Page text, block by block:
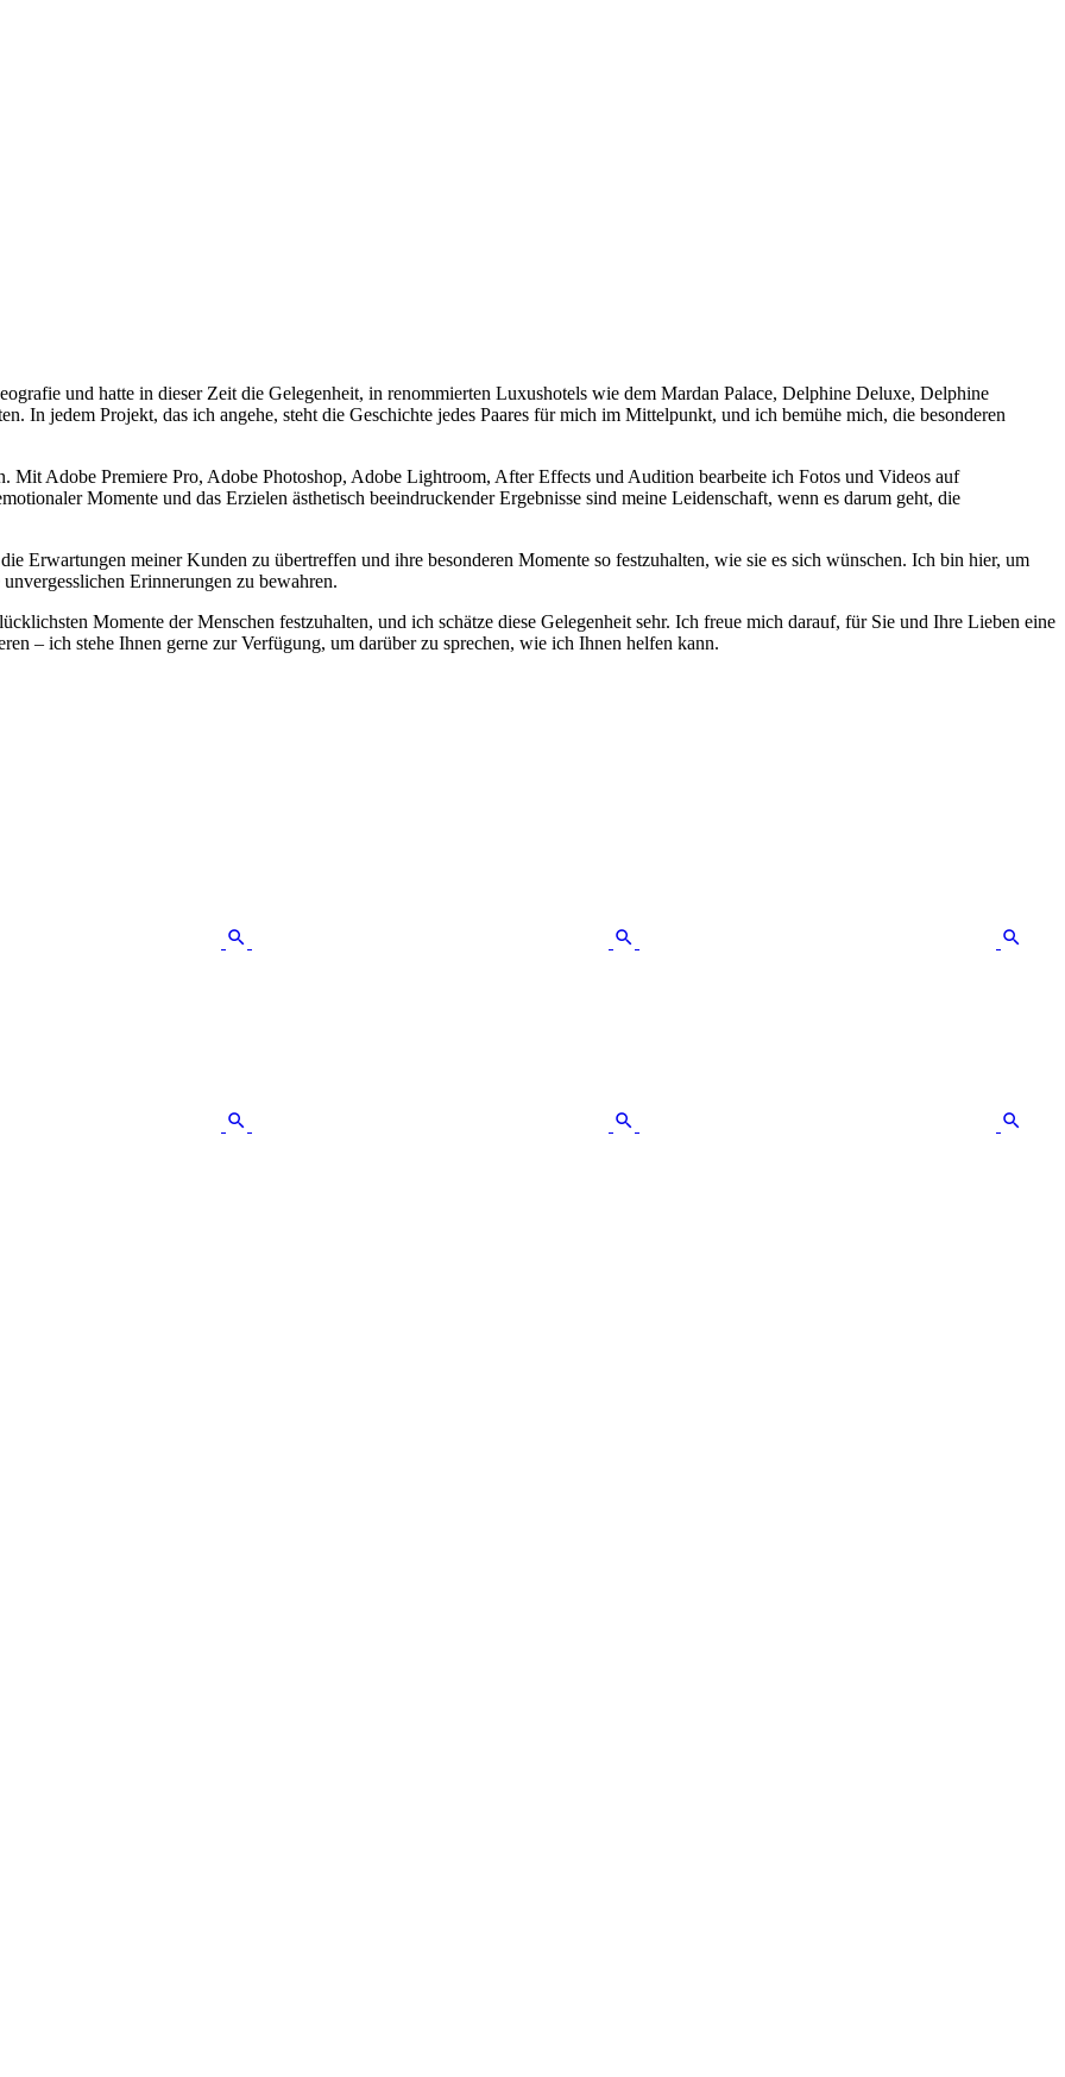
und hatte in dieser Zeit die Gelegenheit, in renommierten Luxushotels wie dem Mardan Palace, Delphine Deluxe, Delphine
In jedem Projekt, das ich angehe, steht die Geschichte jedes Paares für mich im Mittelpunkt, und ich bemühe mich, die besonderen
Adobe Premiere Pro, Adobe Photoshop, Adobe Lightroom, After Effects und Audition bearbeite ich Fotos und Videos auf
Momente und das Erzielen ästhetisch beeindruckender Ergebnisse sind meine Leidenschaft, wenn es darum geht, die
Erwartungen meiner Kunden zu übertreffen und ihre besonderen Momente so festzuhalten, wie sie es sich wünschen. Ich bin hier, um
Erinnerungen zu bewahren.
Momente der Menschen festzuhalten, und ich schätze diese Gelegenheit sehr. Ich freue mich darauf, für Sie und Ihre Lieben eine
– ich stehe Ihnen gerne zur Verfügung, um darüber zu sprechen, wie ich Ihnen helfen kann.